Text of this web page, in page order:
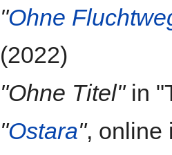
"Ohne
(2022)
"Ohne Titel"in
"Ostara", online